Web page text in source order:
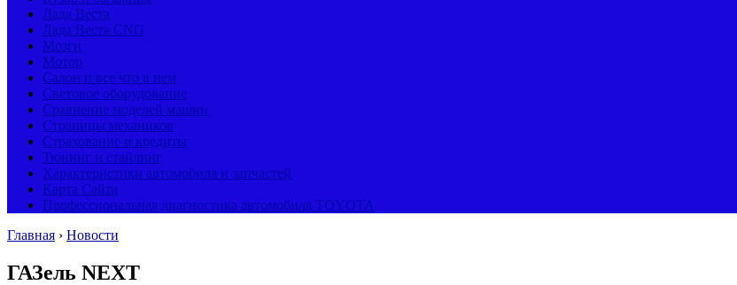
Лада Веста
Лада Веста CNG
Мозги
Мотор
Салон и все что в нем
Световое оборудование
Сравнение моделей машин
Страницы механиков
Страхование и кредиты
Тюнинг и стайлинг
Характеристики автомобиля и запчастей
Карта Сайта
Профессиональная диагностика автомобиля TOYOTA
Главная › Новости
ГАЗель NEXT